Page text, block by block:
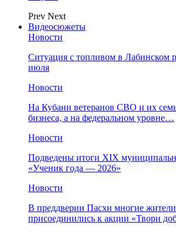
Prev Next
Видеосюжеты
Новости
Ситуация с топливом в Лабинском
июля
Новости
На Кубани ветеранов СВО и их
бизнеса, а на федеральном уровне…
Новости
Подведены итоги XIX
«Ученик года — 2026»
Новости
В преддверии Пасхи многие
присоединились к акции «Твори